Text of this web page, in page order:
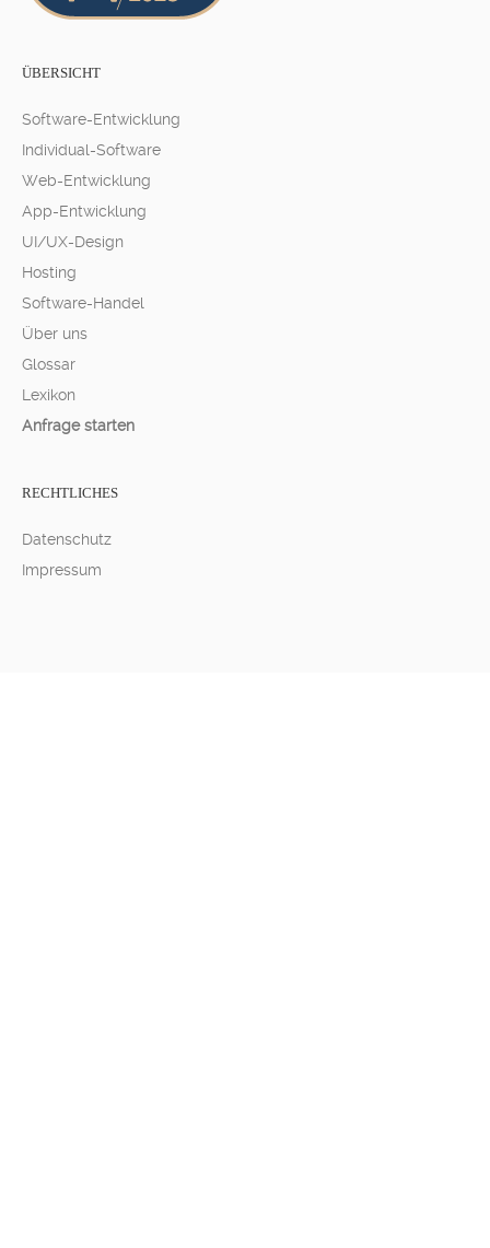
ÜBERSICHT
Software-Entwicklung
Individual-Software
Web-Entwicklung
App-Entwicklung
UI/UX-Design
Hosting
Software-Handel
Über uns
Glossar
Lexikon
Anfrage starten
RECHTLICHES
Datenschutz
Impressum